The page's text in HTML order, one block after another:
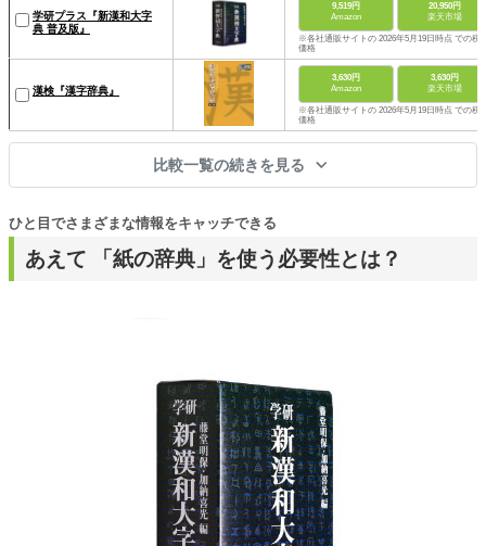
学研プラス『新漢和大字
典 普及版』
9,519円
Amazon
20,950円
楽天市場
※各社通販サイトの 2026年5月19日時点 での税
価格
漢検『漢字辞典』
3,630円
Amazon
3,630円
楽天市場
※各社通販サイトの 2026年5月19日時点 での税
価格
比較一覧の続きを見る
あえて 「紙の辞典」を使う必要性とは？
ひと目でさまざまな情報をキャッチできる